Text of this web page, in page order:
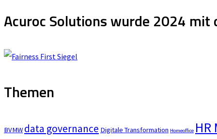
Acuroc Solutions wurde 2024 mit
Themen
BVMW data governance Digitale Transformation Homeoffice HR